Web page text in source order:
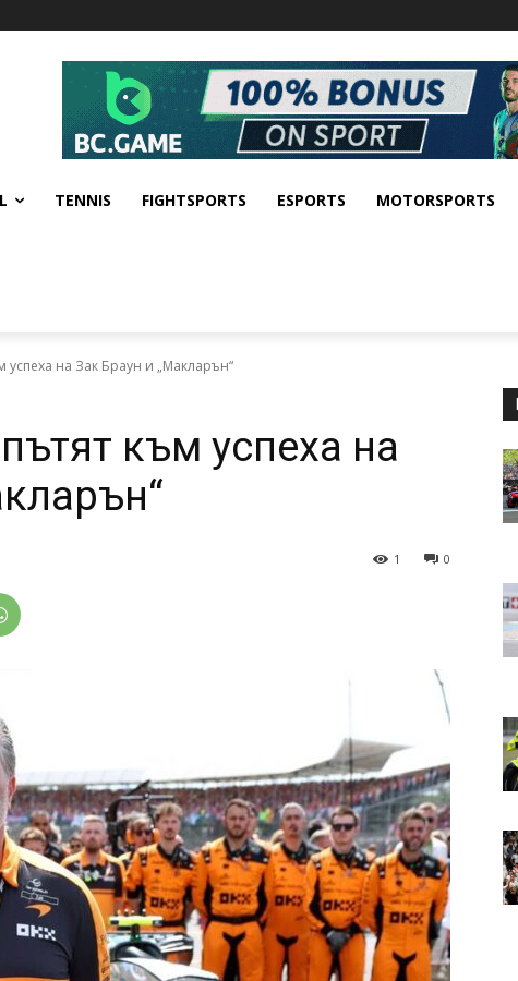
TENNIS FIGHTSPORTS ESPORTS MOTORSPORTS
успеха на Зак Браун и „Макларън“
към успеха на
0
1